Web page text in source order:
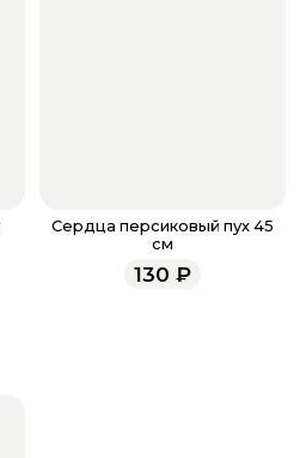
Сердца персиковый пух 45
см
130 ₽